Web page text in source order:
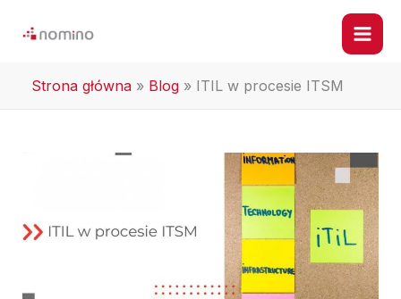
Strona główna » Blog » ITIL w procesie ITSM